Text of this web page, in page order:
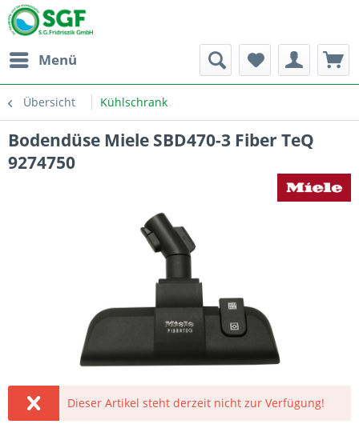
Menü
Übersicht Kühlschrank
Bodendüse Miele SBD470-3 Fiber TeQ
9274750
Dieser Artikel steht derzeit nicht zur Verfügung!